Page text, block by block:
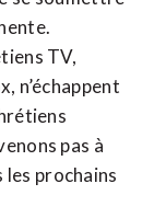
TV,
n’échappent
pas à
prochains